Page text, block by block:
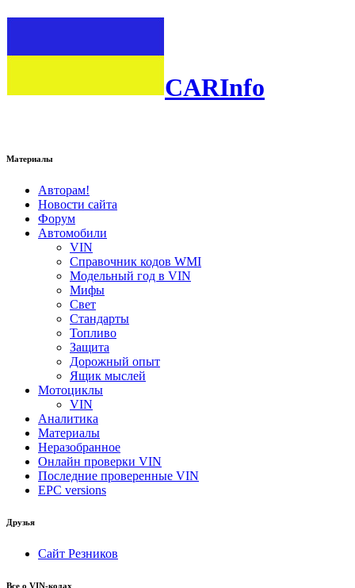
CARInfo
Материалы
Авторам!
Новости сайта
Форум
Автомобили
VIN
Справочник кодов WMI
Модельный год в VIN
Мифы
Свет
Стандарты
Топливо
Защита
Дорожный опыт
Ящик мыслей
Мотоциклы
VIN
Аналитика
Материалы
Неразобранное
Онлайн проверки VIN
Последние проверенные VIN
EPC versions
Друзья
Сайт Резников
Все о VIN-кодах